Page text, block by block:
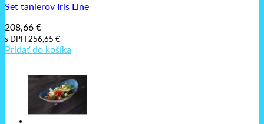
Set tanierov Iris Line
208,66 €
s DPH 256,65 €
Pridať do košíka